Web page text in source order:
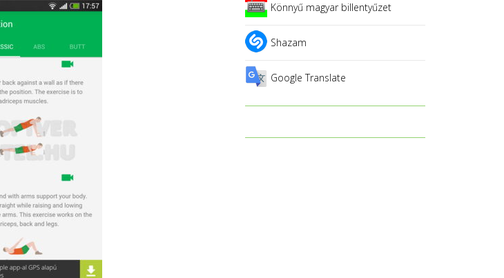
Könnyű magyar billentyűzet
Shazam
Google Translate